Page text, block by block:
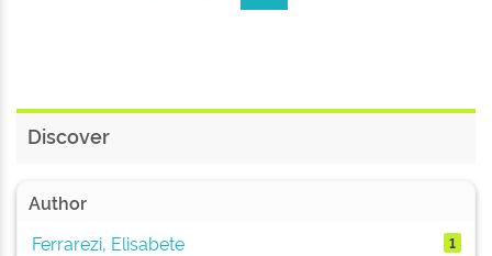
Discover
Author
Ferrarezi, Elisabete
1